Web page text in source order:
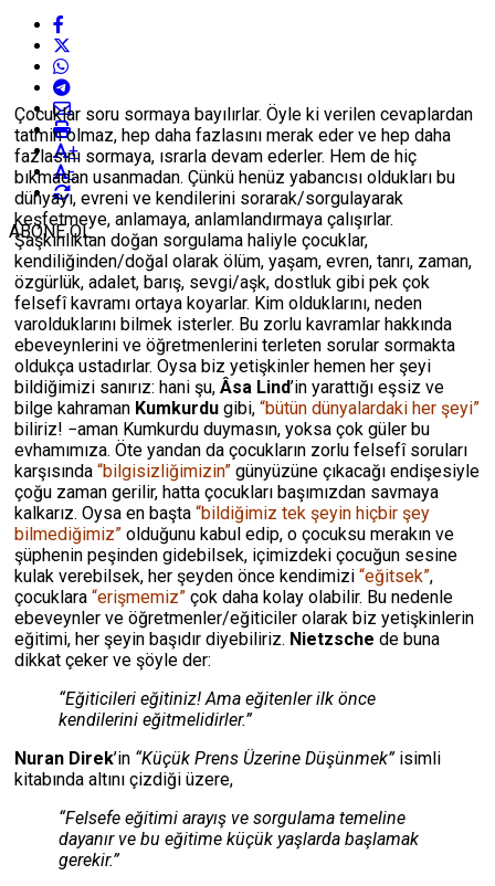
+
-
ABONE OL
Çocuklar soru sormaya bayılırlar. Öyle ki verilen cevaplardan
tatmin olmaz, hep daha fazlasını merak eder ve hep daha
fazlasını sormaya, ısrarla devam ederler. Hem de hiç
bıkmadan usanmadan. Çünkü henüz yabancısı oldukları bu
dünyayı, evreni ve kendilerini sorarak/sorgulayarak
keşfetmeye, anlamaya, anlamlandırmaya çalışırlar.
Şaşkınlıktan doğan sorgulama haliyle çocuklar,
kendiliğinden/doğal olarak ölüm, yaşam, evren, tanrı, zaman,
özgürlük, adalet, barış, sevgi/aşk, dostluk gibi pek çok
felsefî kavramı ortaya koyarlar. Kim olduklarını, neden
varolduklarını bilmek isterler. Bu zorlu kavramlar hakkında
ebeveynlerini ve öğretmenlerini terleten sorular sormakta
oldukça ustadırlar. Oysa biz yetişkinler hemen her şeyi
bildiğimizi sanırız: hani şu, Âsa Lind’in yarattığı eşsiz ve
bilge kahraman Kumkurdu gibi, “bütün dünyalardaki her şeyi”
biliriz! −aman Kumkurdu duymasın, yoksa çok güler bu
evhamımıza. Öte yandan da çocukların zorlu felsefî soruları
karşısında “bilgisizliğimizin” günyüzüne çıkacağı endişesiyle
çoğu zaman gerilir, hatta çocukları başımızdan savmaya
kalkarız. Oysa en başta “bildiğimiz tek şeyin hiçbir şey
bilmediğimiz” olduğunu kabul edip, o çocuksu merakın ve
şüphenin peşinden gidebilsek, içimizdeki çocuğun sesine
kulak verebilsek, her şeyden önce kendimizi “eğitsek”,
çocuklara “erişmemiz” çok daha kolay olabilir. Bu nedenle
ebeveynler ve öğretmenler/eğiticiler olarak biz yetişkinlerin
eğitimi, her şeyin başıdır diyebiliriz. Nietzsche de buna
dikkat çeker ve şöyle der:
“Eğiticileri eğitiniz! Ama eğitenler ilk önce
kendilerini eğitmelidirler.”
Nuran Direk’in “Küçük Prens Üzerine Düşünmek”isimli
kitabında altını çizdiği üzere,
“Felsefe eğitimi arayış ve sorgulama temeline
dayanır ve bu eğitime küçük yaşlarda başlamak
gerekir.”